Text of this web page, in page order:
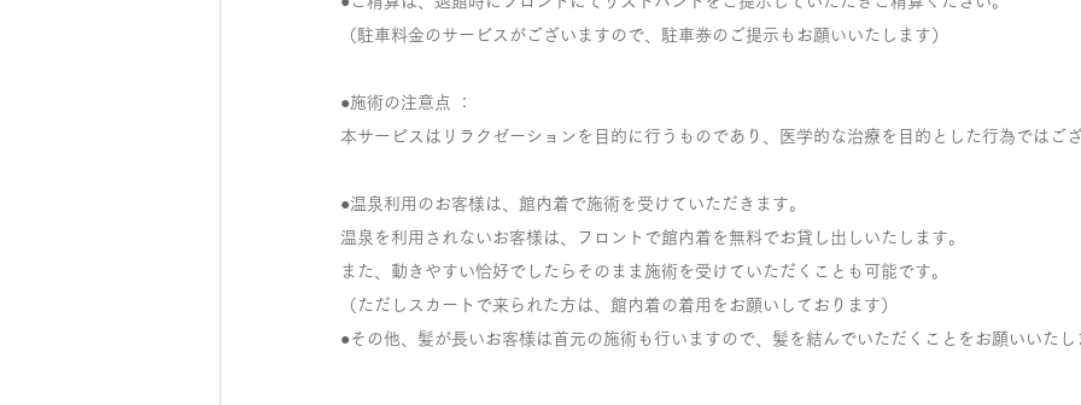
（駐車料金のサービスがございますので、駐車券のご提示もお願いいたします）
●施術の注意点 ：
本サービスはリラクゼーションを目的に行うものであり、医学的な治療を目的とした行為ではご
●温泉利用のお客様は、館内着で施術を受けていただきます。
温泉を利用されないお客様は、フロントで館内着を無料でお貸し出しいたします。
また、動きやすい恰好でしたらそのまま施術を受けていただくことも可能です。
（ただしスカートで来られた方は、館内着の着用をお願いしております）
●その他、髪が長いお客様は首元の施術も行いますので、髪を結んでいただくことをお願いいたし